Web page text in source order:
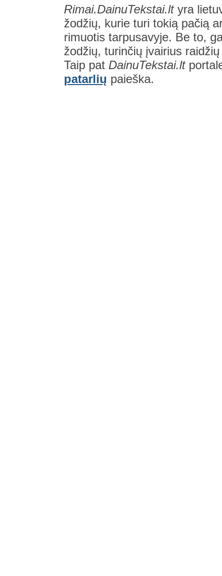
Rimai.DainuTekstai.ltyra
žodžių, kurie turi tokią pačią
rimuotis tarpusavyje. Be to,
žodžių, turinčių įvairius
Taip pat DainuTekstai.lt
patarlių paieška.